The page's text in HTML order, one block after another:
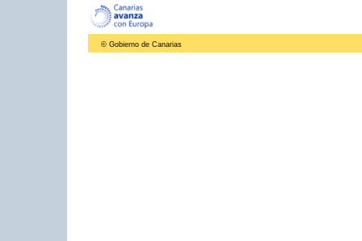
© Gobierno de Canarias